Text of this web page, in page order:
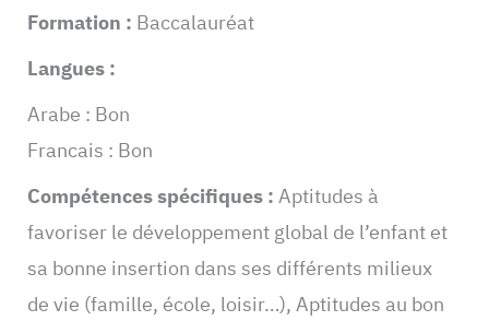
Formation : Baccalauréat
Langues :
Arabe : Bon
Francais : Bon
Compétences spécifiques :Aptitudes à
favoriser le développement global de l’enfant et
sa bonne insertion dans ses différents milieux
de vie (famille, école, loisir…), Aptitudes au bon